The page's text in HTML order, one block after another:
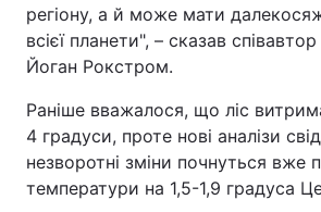
регіону, а й може мати
всієї планети", – сказав
Йоган Рокстром.
Раніше вважалося, що ліс
4 градуси, проте нові аналізи
незворотні зміни почнуться вже
температури на 1,5-1,9 градуса